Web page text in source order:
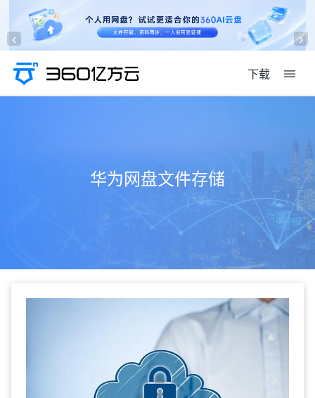
‹ ›
下载
华为网盘文件存储